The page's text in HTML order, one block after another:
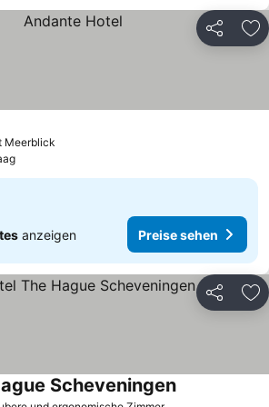
Teilen
Meerblick
sehen
anzeigen Preise sehen
Teilen
ScheveningenPreise sehen